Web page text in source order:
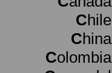
Chile
China
Colombia